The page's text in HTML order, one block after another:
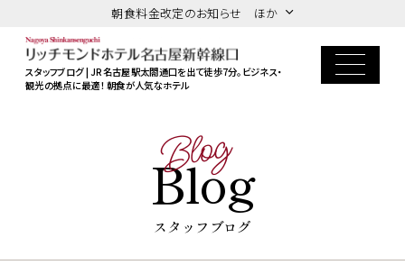
朝食料金改定のお知らせ ほか
スタッフブログ | JR名古屋駅太閤通口を出て徒歩7分。ビジネス・
観光の拠点に最適！ 朝食が人気なホテル
Blog
Blog
スタッフブログ